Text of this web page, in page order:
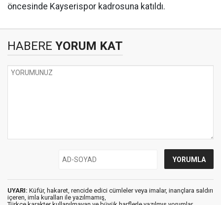
öncesinde Kayserispor kadrosuna katıldı.
HABERE YORUM KAT
UYARI: Küfür, hakaret, rencide edici cümleler veya imalar, inançlara saldırı
içeren, imla kuralları ile yazılmamış,